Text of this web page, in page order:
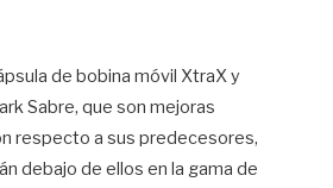
de bobina móvil XtraX y
Sabre, que son mejoras
respecto a sus predecesores,
debajo de ellos en la gama de